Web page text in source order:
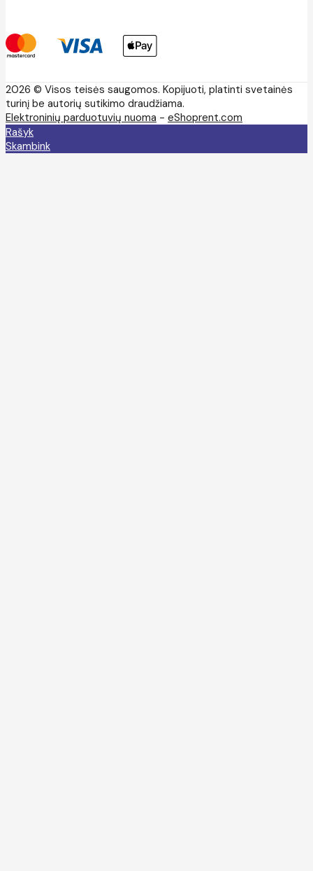
2026 © Visos teisės saugomos. Kopijuoti, platinti svetainės
turinį be autorių sutikimo draudžiama.
Elektroninių parduotuvių nuoma - eShoprent.com
Rašyk
Skambink